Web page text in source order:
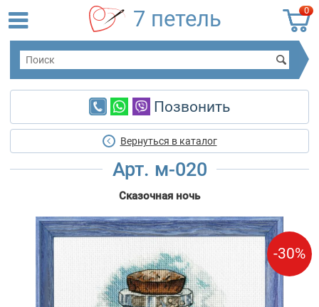
0
7 петель
Позвонить
Вернуться в каталог
Арт. м-020
Сказочная ночь
-30%